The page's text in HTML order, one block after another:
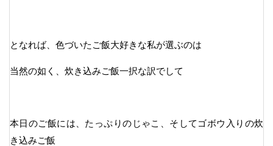
となれば、色づいたご飯大好きな私が選ぶのは
当然の如く、炊き込みご飯一択な訳でして
本日のご飯には、たっぷりのじゃこ、そしてゴボウ入りの炊
き込みご飯